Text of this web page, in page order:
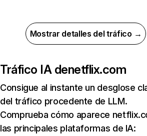
Mostrar detalles del tráfico →
Tráfico IA denetflix.com
Consigue al instante un desglose
del tráfico procedente de LLM.
Comprueba cómo aparece
las principales plataformas de IA: